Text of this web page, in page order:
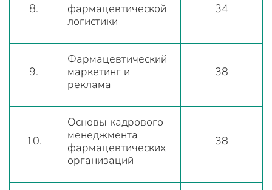
8.
фармацевтической
логистики
34
9.
Фармацевтический
маркетинг и
реклама
38
10.
Основы кадрового
менеджмента
фармацевтических
организаций
38